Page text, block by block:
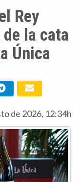
Rey
la cata
Única
de 2026, 12:34h